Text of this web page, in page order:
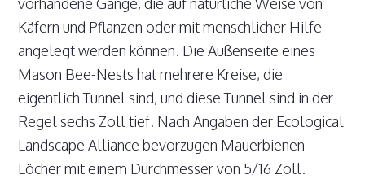
Käfern und Pflanzen oder mit menschlicher Hilfe
angelegt werden können. Die Außenseite eines
Mason Bee-Nests hat mehrere Kreise, die
eigentlich Tunnel sind, und diese Tunnel sind in der
Regel sechs Zoll tief. Nach Angaben der Ecological
Landscape Alliance bevorzugen Mauerbienen
Löcher mit einem Durchmesser von 5/16 Zoll.